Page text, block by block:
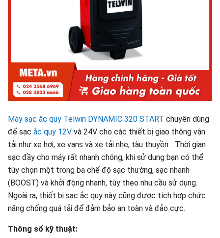
Máy sạc ắc quy Telwin DYNAMIC 320 START chuyên dùng
để sạc ắc quy 12V và 24V cho các thiết bị giao thông vận
tải như xe hơi, xe vans và xe tải nhẹ, tàu thuyền... Thời gian
sạc đầy cho máy rất nhanh chóng, khi sử dụng bạn có thể
tùy chọn một trong ba chế độ sạc thường, sạc nhanh
(BOOST) và khởi động nhanh, tùy theo nhu cầu sử dụng.
Ngoài ra, thiết bị sạc ắc quy này cũng được tích hợp chức
năng chống quá tải để đảm bảo an toàn và đảo cực.
Thông số kỹ thuật: